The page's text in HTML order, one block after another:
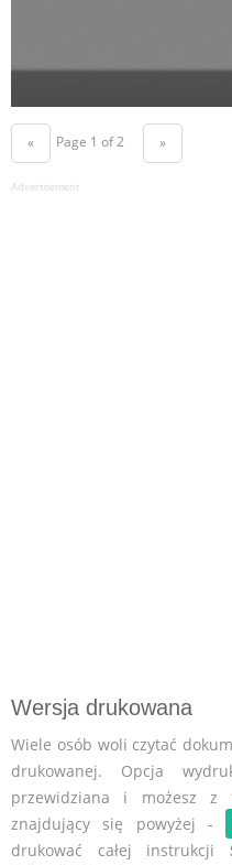
« Page 1 of 2 »
Advertisement
Wersja drukowana
Wiele osób woli czytać
drukowanej. Opcja
przewidziana i możesz
znajdujący się powyżej -
drukować całej instrukcji